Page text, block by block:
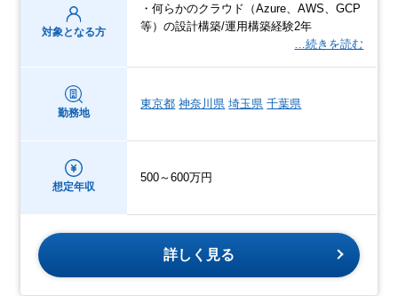
対象となる方
・何らかのクラウド（Azure、AWS、GCP
等）の設計構築/運用構築経験2年
…続きを読む
勤務地
東京都 神奈川県 埼玉県 千葉県
想定年収
500～600万円
詳しく見る